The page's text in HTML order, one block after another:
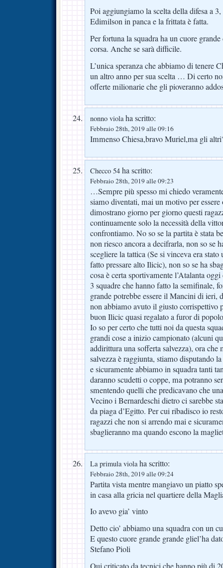
Poi aggiungiamo la scelta della difesa a
Edimilson in panca e la frittata è fatta.
Per fortuna la squadra ha un cuore
corsa. Anche se sarà difficile.
L’unica speranza che abbiamo di tenere
un altro anno per sua scelta … Di certo
offerte milionarie che gli pioveranno
nonno violaha scritto:
Febbraio 28th, 2019 alle 09:16
Immenso Chiesa,bravo Muriel,ma gli
Checco 54 ha scritto:
Febbraio 28th, 2019 alle 09:23
…Sempre più spesso mi chiedo
siamo diventati, mai un motivo per
dimostrano giorno per giorno questi
continuamente solo la necessità della
confrontiamo. No so se la partita è stata
non riesco ancora a decifrarla, non so se
scegliere la tattica (Se si vinceva era stato
fatto pressare alto Ilicic), non so se ha
cosa è certa sportivamente l’Atalanta
3 squadre che hanno fatto la semifinale,
grande potrebbe essere il Mancini di ieri,
non abbiamo avuto il giusto corrispettivo
buon Ilicic quasi regalato a furor di
Io so per certo che tutti noi da questa
grandi cose a inizio campionato (alcuni
addirittura una sofferta salvezza), ora che
salvezza è raggiunta, stiamo disputando
e sicuramente abbiamo in squadra tanti
daranno scudetti o coppe, ma potranno
smentendo quelli che predicavano che
Vecino i Bernardeschi dietro ci sarebbe
da piaga d’Egitto. Per cui ribadisco io
ragazzi che non si arrendo mai e
sbaglieranno ma quando escono la
La primula violaha scritto:
Febbraio 28th, 2019 alle 09:24
Partita vista mentre mangiavo un piatto
in casa alla gricia nel quartiere della
Io avevo gia’ vinto
Detto cio’ abbiamo una squadra con un
E questo cuore grande grande gliel’ha
Stefano Pioli